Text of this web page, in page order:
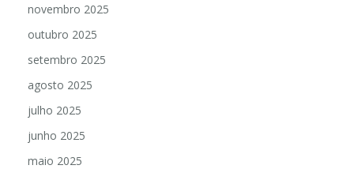
novembro 2025
outubro 2025
setembro 2025
agosto 2025
julho 2025
junho 2025
maio 2025